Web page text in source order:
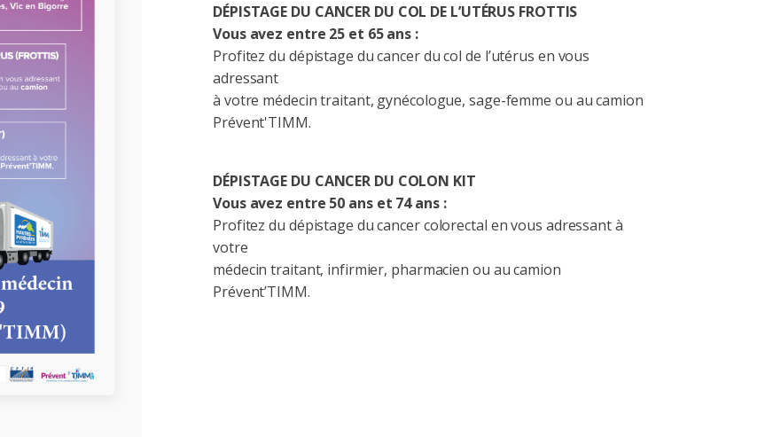
DÉPISTAGE DU CANCER DU COL DE L’UTÉRUS FROTTIS
Vous avez entre 25 et 65 ans :
Profitez du dépistage du cancer du col de l’utérus en vous
adressant
à votre médecin traitant, gynécologue, sage-femme ou au camion
Prévent'TIMM.
DÉPISTAGE DU CANCER DU COLON KIT
Vous avez entre 50 ans et 74 ans :
Profitez du dépistage du cancer colorectal en vous adressant à
votre
médecin traitant, infirmier, pharmacien ou au camion
Prévent’TIMM.